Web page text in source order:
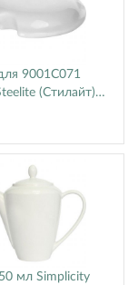
9001C071
(Стилайт)
мл Simplicity